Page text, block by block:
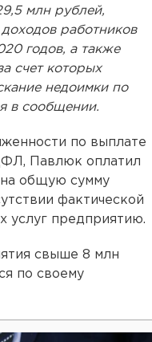
млн рублей,
работников
годов, а также
счет которых
недоимки по
в сообщении.
по выплате
Павлюк оплатил
на общую сумму
фактической
услуг предприятию.
свыше 8 млн
по своему